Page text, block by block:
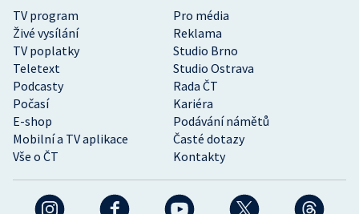
TV program
Pro média
Živé vysílání
Reklama
TV poplatky
Studio Brno
Teletext
Studio Ostrava
Podcasty
Rada ČT
Počasí
Kariéra
E-shop
Podávání námětů
Mobilní a TV aplikace
Časté dotazy
Vše o ČT
Kontakty